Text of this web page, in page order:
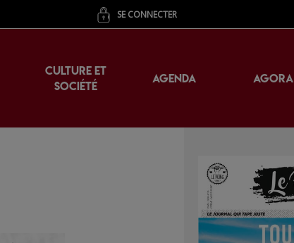
SE CONNECTER
CULTURE ET
SOCIÉTÉ
AGENDA AGORA